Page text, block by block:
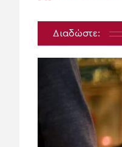
Διαδώστε: